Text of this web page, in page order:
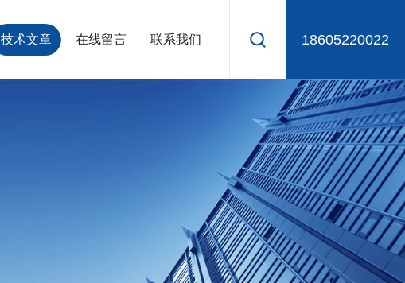
18605220022
技术文章 在线留言 联系我们